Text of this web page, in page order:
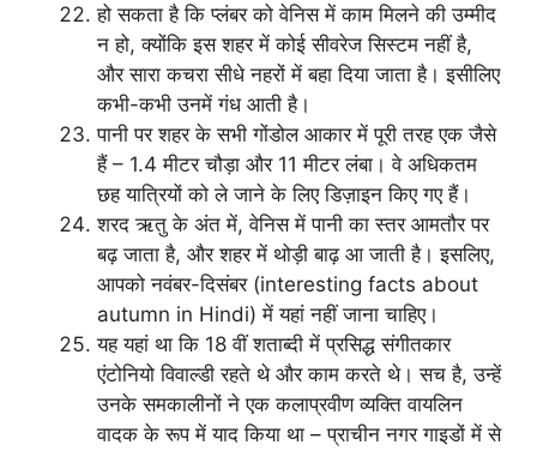
हो सकता है कि प्लंबर को वेनिस में काम मिलने की उम्मीद
न हो, क्योंकि इस शहर में कोई सीवरेज सिस्टम नहीं है,
और सारा कचरा सीधे नहरों में बहा दिया जाता है। इसीलिए
कभी-कभी उनमें गंध आती है।
पानी पर शहर के सभी गोंडोल आकार में पूरी तरह एक जैसे
हैं – 1.4 मीटर चौड़ा और 11 मीटर लंबा। वे अधिकतम
छह यात्रियों को ले जाने के लिए डिज़ाइन किए गए हैं।
शरद ऋतु के अंत में, वेनिस में पानी का स्तर आमतौर पर
बढ़ जाता है, और शहर में थोड़ी बाढ़ आ जाती है। इसलिए,
आपको नवंबर-दिसंबर (interesting facts about
autumn in Hindi) में यहां नहीं जाना चाहिए।
यह यहां था कि 18 वीं शताब्दी में प्रसिद्ध संगीतकार
एंटोनियो विवाल्डी रहते थे और काम करते थे। सच है, उन्हें
उनके समकालीनों ने एक कलाप्रवीण व्यक्ति वायलिन
वादक के रूप में याद किया था – प्राचीन नगर गाइडों में से